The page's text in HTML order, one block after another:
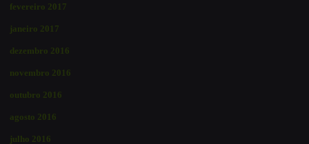
fevereiro 2017
janeiro 2017
dezembro 2016
novembro 2016
outubro 2016
agosto 2016
julho 2016